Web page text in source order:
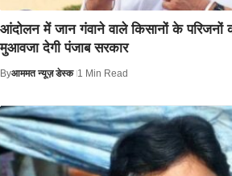
आंदोलन में जान गंवाने वाले किसानों के परिजनों
मुआवजा देगी पंजाब सरकार
Byआममत न्यूज़ डेस्क 1 Min Read